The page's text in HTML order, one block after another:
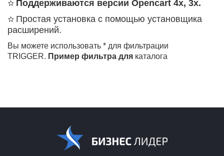
✫ Поддерживаются версии Opencart 4x, 3x.
✫ Простая установка с помощью установщика
расширений.
Вы можете использовать * для фильтрации
TRIGGER. Пример фильтра для каталога